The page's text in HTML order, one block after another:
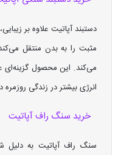
دستبند آپاتیت علاوه بر
مثبت را به بدن منتقل
می‌کند. این محصول گزینه‌ای
انرژی بیشتر در زندگی روزمره
خرید سنگ راف آپاتیت
سنگ راف آپاتیت به دلیل